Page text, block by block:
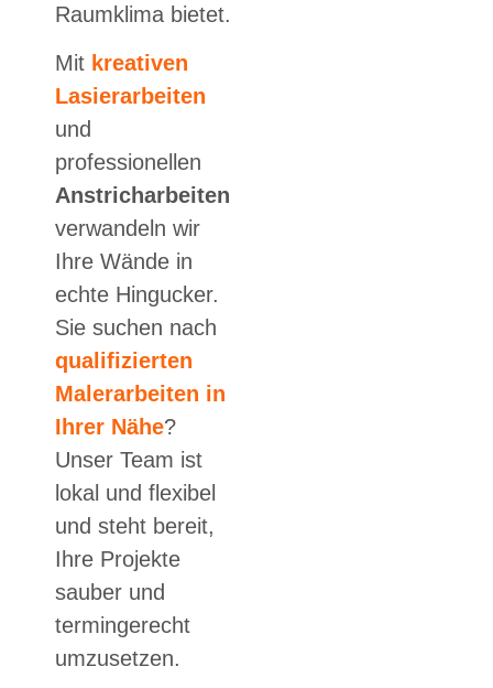
Raumklima bietet.
Mit kreativen
Lasierarbeiten
und
professionellen
Anstricharbeiten
verwandeln wir
Ihre Wände in
echte Hingucker.
Sie suchen nach
qualifizierten
Malerarbeiten in
Ihrer Nähe?
Unser Team ist
lokal und flexibel
und steht bereit,
Ihre Projekte
sauber und
termingerecht
umzusetzen.